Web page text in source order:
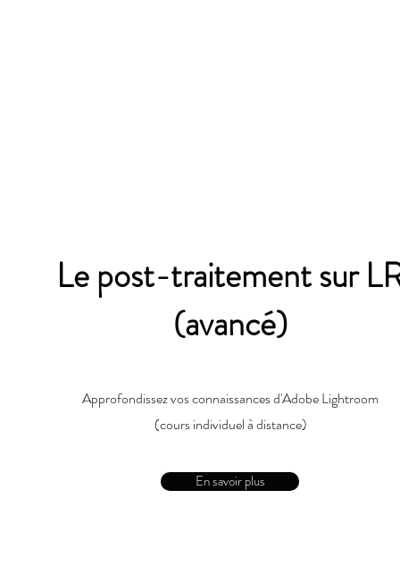
Le post-traitement sur
(avancé)
Approfondissez vos connaissances d'Adobe Lightroom
(cours individuel à distance)
En savoir plus